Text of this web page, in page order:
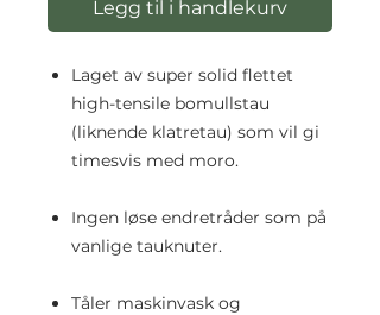
Legg til i handlekurv
Laget av super solid flettet
high-tensile bomullstau
(liknende klatretau) som vil gi
timesvis med moro.
Ingen løse endretråder som på
vanlige tauknuter.
Tåler maskinvask og